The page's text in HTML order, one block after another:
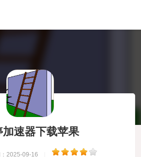
加速器下载苹果
2025-09-16